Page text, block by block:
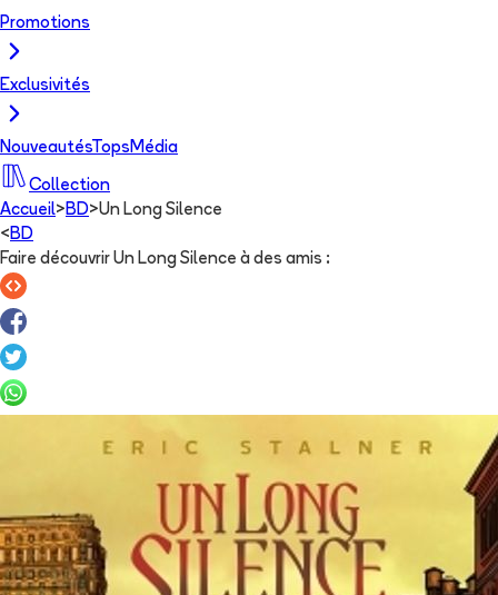
Promotions
Exclusivités
NouveautésTops Média
Collection
Accueil> BD>Un Long Silence
< BD
Faire découvrir Un Long Silence à des amis :